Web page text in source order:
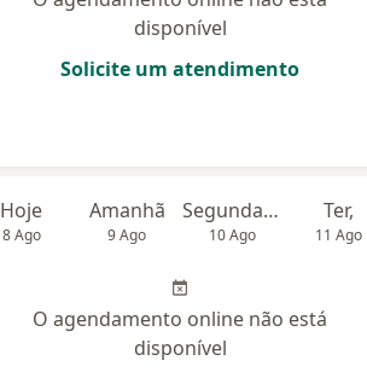
disponível
Solicite um atendimento
Hoje
8 Ago
Amanhã
9 Ago
Segunda-feira
10 Ago
Ter,
11 Ago
O agendamento online não está
disponível